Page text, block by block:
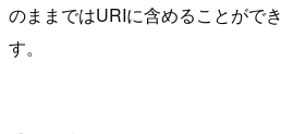
のままではURIに含めることがで
す。